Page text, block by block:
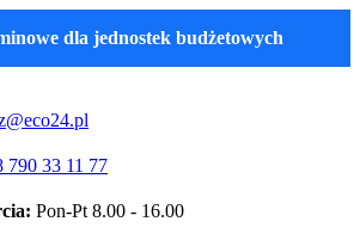
dla jednostek budżetowych
790 33 11 77
Pon-Pt 8.00 - 16.00